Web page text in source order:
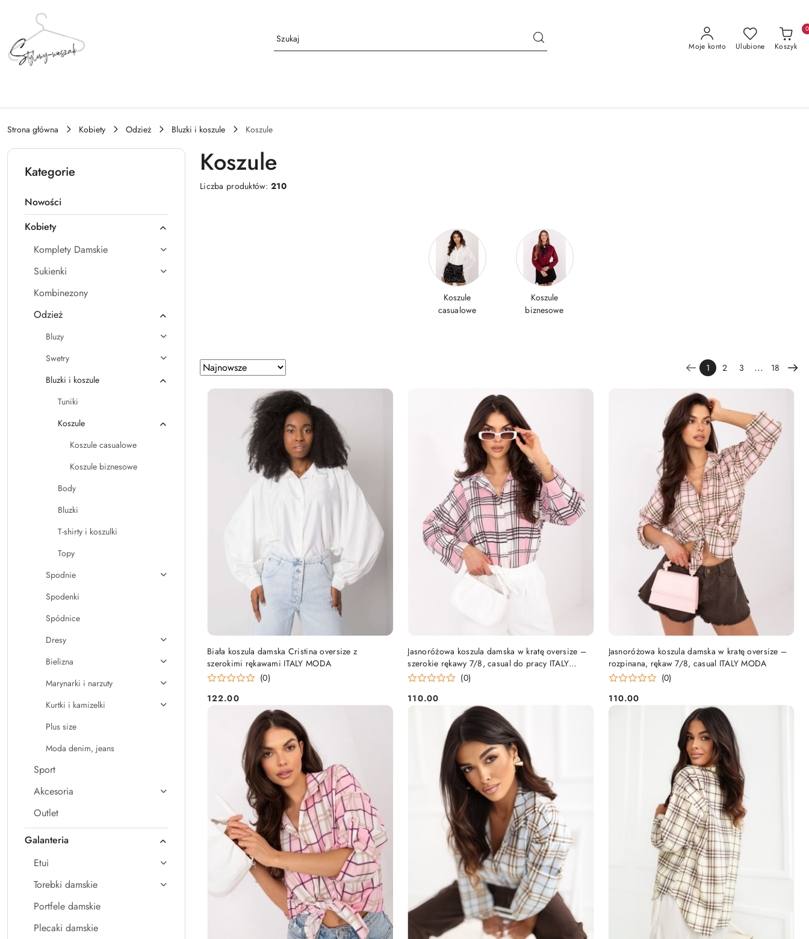
Przejdź do treści głównej
Przejdź do wyszukiwarki
Przejdź do moje konto
Przejdź do menu głównego
Przejdź do stopki
Moje konto Ulubione Koszyk
0
Strona główna Kobiety Odzież Bluzki i koszule Koszule
Kategorie
Nowości
Kobiety
Komplety Damskie
Sukienki
Kombinezony
Odzież
Bluzy
Swetry
Bluzki i koszule
Tuniki
Koszule
Koszule casualowe
Koszule biznesowe
Body
Bluzki
T-shirty i koszulki
Topy
Spodnie
Spodenki
Spódnice
Dresy
Bielizna
Marynarki i narzuty
Kurtki i kamizelki
Plus size
Moda denim, jeans
Sport
Akcesoria
Outlet
Galanteria
Etui
Torebki damskie
Portfele damskie
Plecaki damskie
Koszule
Liczba produktów:210
Koszule
casualowe
Koszule
biznesowe
Zastosowano
sortowanie:
Najnowsze.
Sortuj
według
1 2 3 ... 18
Biała koszula damska Cristina oversize z
szerokimi rękawami ITALY MODA
(0)
Cena:
122.00
DO KOSZYKA
Jasnoróżowa koszula damska w kratę oversize –
szerokie rękawy 7/8, casual do pracy ITALY
MODA
(0)
Cena:
110.00
DO KOSZYKA
Jasnoróżowa koszula damska w kratę oversize –
rozpinana, rękaw 7/8, casual ITALY MODA
(0)
Cena:
110.00
DO KOSZYKA